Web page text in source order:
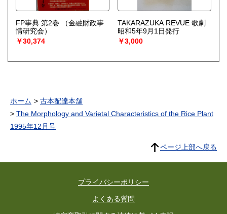
FP事典 第2巻
（金融財政事
情研究会）
￥30,374
TAKARAZUKA REVUE 歌劇
昭和5年9月1日発行
￥3,000
ホーム
古本配達本舗
The Morphology and Varietal Characteristics of the Rice Plant
1995年12月号
ページ上部へ戻る
プライバシーポリシー
よくある質問